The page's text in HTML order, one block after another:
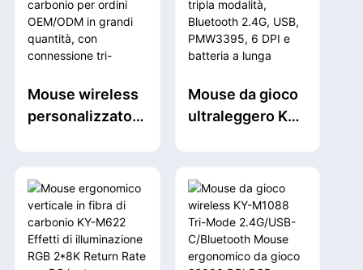
DPI e design
leggero da 59 g
Mouse wireless
personalizzato
per ordini
OEM/ODM in
grandi quantità,
con
Mouse da gioco
ultraleggero KY-
modalità,
Bluetooth 2.4G,
USB, PMW3395,
6 DPI e batteria a